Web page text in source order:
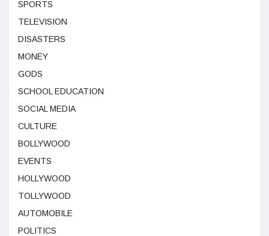
SPORTS
TELEVISION
DISASTERS
MONEY
GODS
SCHOOL EDUCATION
SOCIAL MEDIA
CULTURE
BOLLYWOOD
EVENTS
HOLLYWOOD
TOLLYWOOD
AUTOMOBILE
POLITICS